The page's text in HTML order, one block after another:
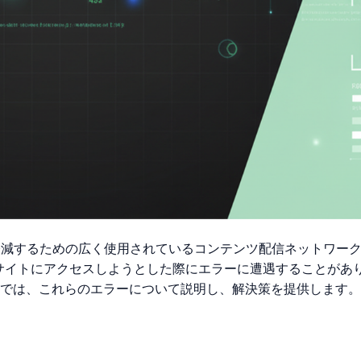
るための広く使用されているコンテンツ配信ネットワー
トにアクセスしようとした際にエラーに遭遇することが
、これらのエラーについて説明し、解決策を提供します。